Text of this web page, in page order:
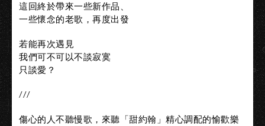
這回終於帶來一些新作品、
一些懷念的老歌，再度出發
若能再次遇見
我們可不可以不談寂寞
只談愛？
///
​傷心的人不聽慢歌，來聽「甜約翰」精心調配的愉歡樂